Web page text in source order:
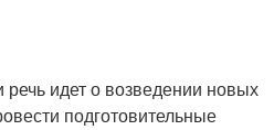
речь идет о возведении новых
подготовительные